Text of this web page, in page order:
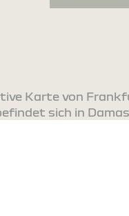
Karte von
sich in